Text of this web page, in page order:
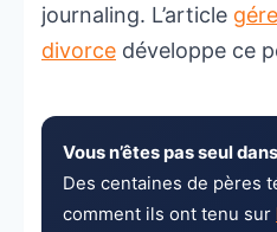
journaling. L’article
divorce développe ce
Vous n’êtes pas seul
Des centaines de pères
comment ils ont tenu sur